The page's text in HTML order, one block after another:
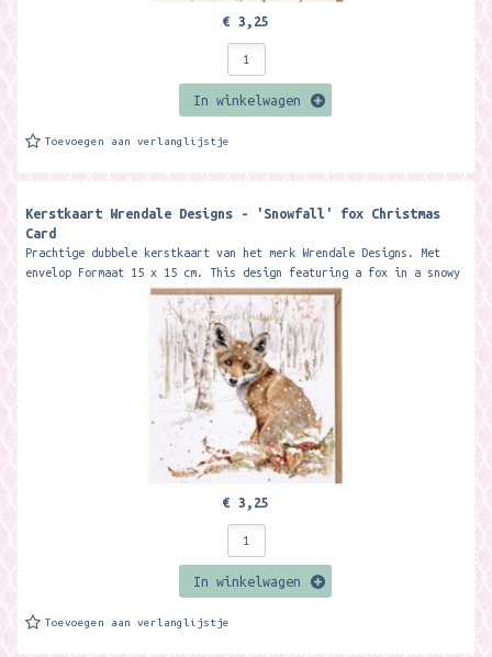
€ 3,25
In winkelwagen
Toevoegen aan verlanglijstje
Kerstkaart Wrendale Designs - 'Snowfall' fox Christmas
Card ​
Prachtige dubbele kerstkaart van het merk Wrendale Designs. Met
envelop Formaat 15 x 15 cm. This design featuring a fox in a snowy
€ 3,25
In winkelwagen
Toevoegen aan verlanglijstje